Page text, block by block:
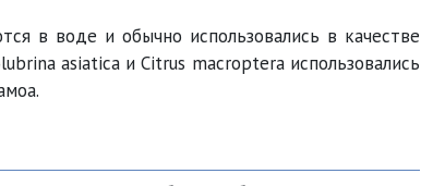
в воде и обычно использовались в качестве
asiatica и Citrus macroptera использовались